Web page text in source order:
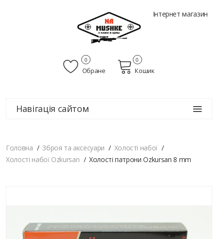
Інтернет магазин
Обране
0
Кошик
0
Навігація сайтом
Головна Зброя та аксесуари
Холості набої
Холості набої Ozkursan
Холості патрони Ozkursan 8 mm